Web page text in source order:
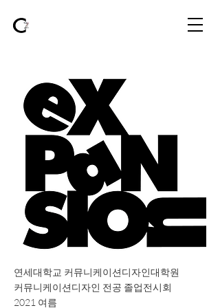
연세대학교 커뮤니케이션디자인대학원
커뮤니케이션디자인 전공 졸업전시회
2021 여름